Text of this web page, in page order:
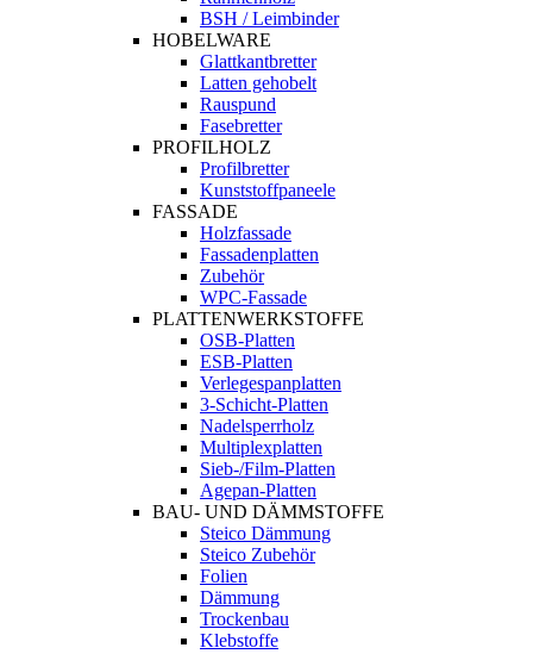
BSH / Leimbinder
HOBELWARE
Glattkantbretter
Latten gehobelt
Rauspund
Fasebretter
PROFILHOLZ
Profilbretter
Kunststoffpaneele
FASSADE
Holzfassade
Fassadenplatten
Zubehör
WPC-Fassade
PLATTENWERKSTOFFE
OSB-Platten
ESB-Platten
Verlegespanplatten
3-Schicht-Platten
Nadelsperrholz
Multiplexplatten
Sieb-/Film-Platten
Agepan-Platten
BAU- UND DÄMMSTOFFE
Steico Dämmung
Steico Zubehör
Folien
Dämmung
Trockenbau
Klebstoffe